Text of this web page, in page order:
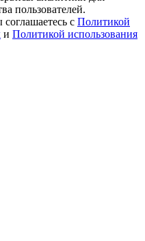
пользователей.
с Политикой
и Политикой использования